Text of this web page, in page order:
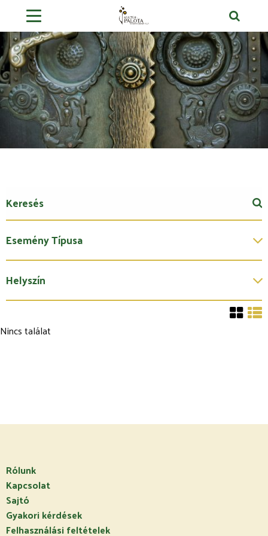
Esemény Típusa
Helyszín
Nincs találat
Rólunk
Kapcsolat
Sajtó
Gyakori kérdések
Felhasználási feltételek